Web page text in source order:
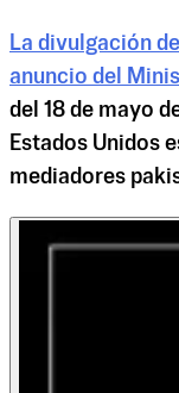
La divulgación
anuncio del
del 18 de mayo
Estados Unidos
mediadores